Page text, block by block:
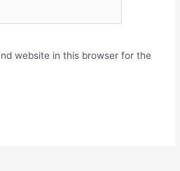
website in this browser for the